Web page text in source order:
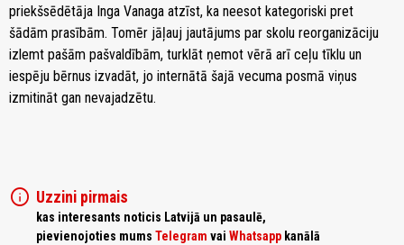
priekšsēdētāja Inga Vanaga atzīst, ka neesot kategoriski pret
šādām prasībām. Tomēr jāļauj jautājums par skolu reorganizāciju
izlemt pašām pašvaldībām, turklāt ņemot vērā arī ceļu tīklu un
iespēju bērnus izvadāt, jo internātā šajā vecuma posmā viņus
izmitināt gan nevajadzētu.
info Uzzini pirmais
kas interesants noticis Latvijā un pasaulē,
pievienojoties mums Telegram vai Whatsapp kanālā